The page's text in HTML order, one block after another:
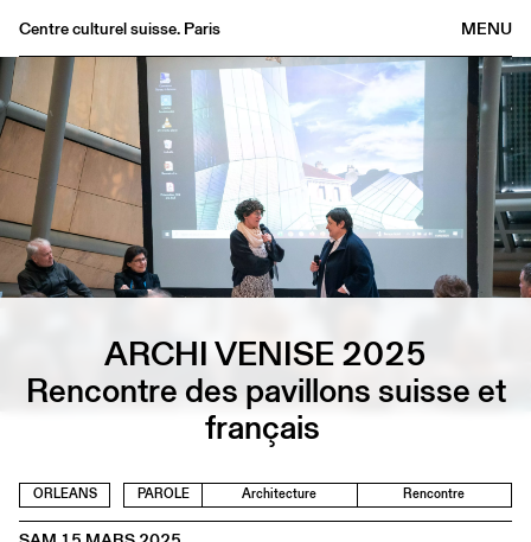
MENU
Centre culturel suisse. Paris
Agenda
Librairie
Buvette
Archives
Médiathèque
Éditions
Informations
ARCHI VENISE 2025
Rencontre des pavillons suisse et
français
ORLEANS PAROLE Architecture Rencontre